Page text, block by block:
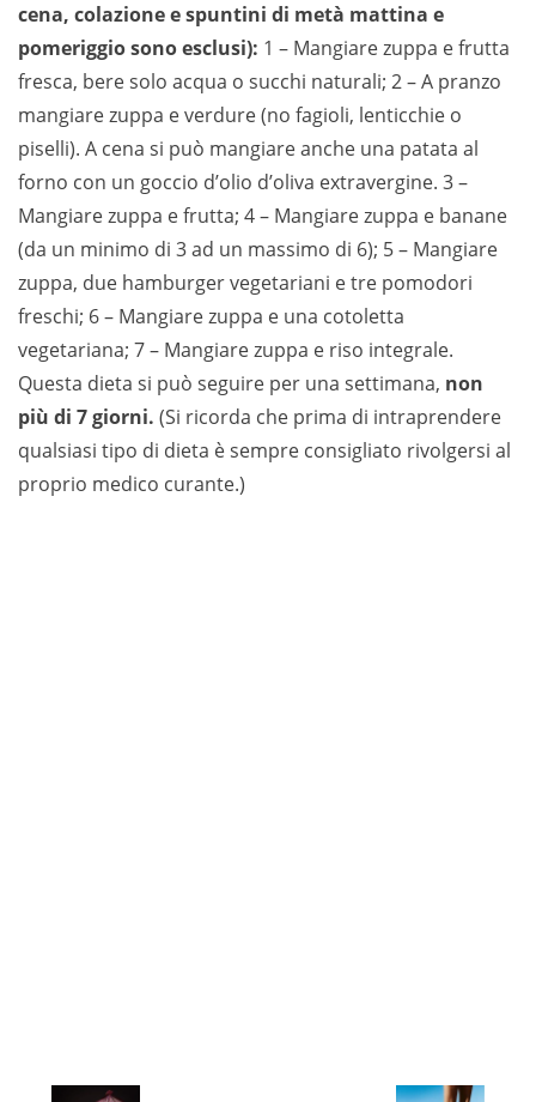
cena, colazione e spuntini di metà mattina e
pomeriggio sono esclusi): 1 – Mangiare zuppa e frutta
fresca, bere solo acqua o succhi naturali; 2 – A pranzo
mangiare zuppa e verdure (no fagioli, lenticchie o
piselli). A cena si può mangiare anche una patata al
forno con un goccio d’olio d’oliva extravergine. 3 –
Mangiare zuppa e frutta; 4 – Mangiare zuppa e banane
(da un minimo di 3 ad un massimo di 6); 5 – Mangiare
zuppa, due hamburger vegetariani e tre pomodori
freschi; 6 – Mangiare zuppa e una cotoletta
vegetariana; 7 – Mangiare zuppa e riso integrale.
Questa dieta si può seguire per una settimana, non
più di 7 giorni. (Si ricorda che prima di intraprendere
qualsiasi tipo di dieta è sempre consigliato rivolgersi al
proprio medico curante.)